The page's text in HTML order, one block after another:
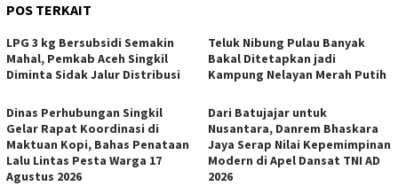
POS TERKAIT
LPG 3 kg Bersubsidi Semakin
Mahal, Pemkab Aceh Singkil
Diminta Sidak Jalur Distribusi
Teluk Nibung Pulau Banyak
Bakal Ditetapkan jadi
Kampung Nelayan Merah Putih
Dinas Perhubungan Singkil
Gelar Rapat Koordinasi di
Maktuan Kopi, Bahas Penataan
Lalu Lintas Pesta Warga 17
Agustus 2026
Dari Batujajar untuk
Nusantara, Danrem Bhaskara
Jaya Serap Nilai Kepemimpinan
Modern di Apel Dansat TNI AD
2026